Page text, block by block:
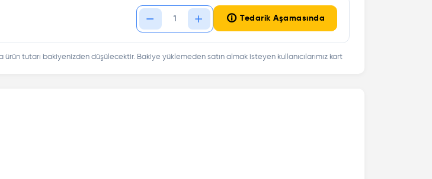
Tedarik Aşamasında
ürün tutarı bakiyenizden düşülecektir. Bakiye yüklemeden satın almak isteyen kullanıcılarımız kart